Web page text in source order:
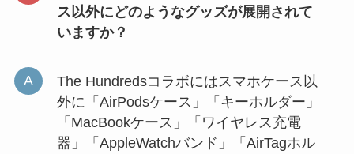
ス以外にどのようなグッズが展開されて
いますか？
The Hundredsコラボにはスマホケース以
外に「AirPodsケース」「キーホルダー」
「MacBookケース」「ワイヤレス充電
器」「AppleWatchバンド」「AirTagホル